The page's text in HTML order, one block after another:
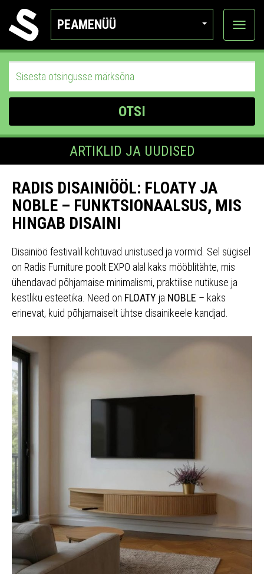
PEAMENÜÜ
Ava
OTSI
ARTIKLID JA UUDISED
RADIS DISAINIÖÖL: FLOATY JA
NOBLE – FUNKTSIONAALSUS, MIS
HINGAB DISAINI
Disainiöö festivalil kohtuvad unistused ja vormid. Sel sügisel
on Radis Furniture poolt EXPO alal kaks mööblitähte, mis
ühendavad põhjamaise minimalismi, praktilise nutikuse ja
kestliku esteetika. Need on FLOATY ja NOBLE – kaks
erinevat, kuid põhjamaiselt ühtse disainikeele kandjad.